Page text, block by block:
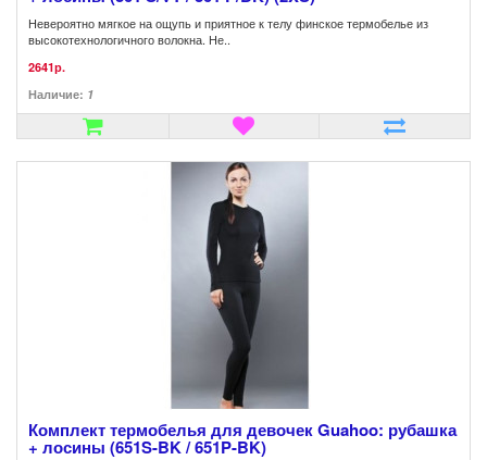
Невероятно мягкое на ощупь и приятное к телу финское термобелье из
высокотехнологичного волокна. Не..
2641р.
Наличие: 1
Комплект термобелья для девочек Guahoo: рубашка
+ лосины (651S-BK / 651P-BK)